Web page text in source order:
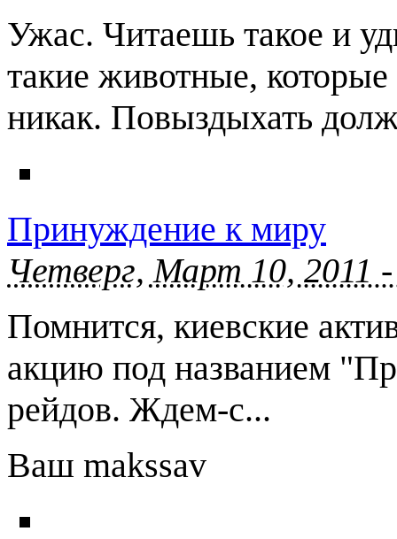
Ужас. Читаешь такое и
такие животные,
никак. Повыздыхать
Принуждение к миру
Четверг, Март 10, 2011
Помнится, киевские
акцию под названием
рейдов. Ждем-с...
Ваш makssav